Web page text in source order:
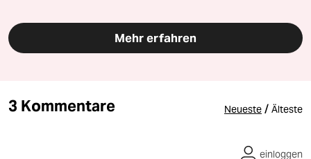
Mehr erfahren
3 Kommentare Neueste / Älteste
einloggen